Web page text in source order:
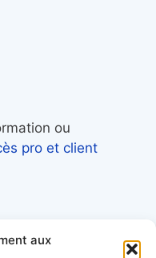
aux
ou
pro et client